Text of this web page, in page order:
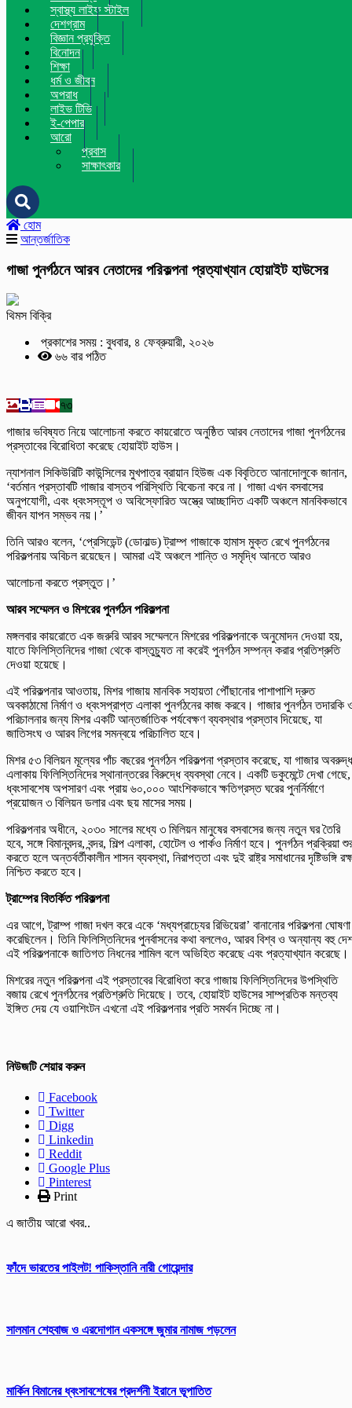
স্বাস্থ্য লাইফ স্টাইল
দেশগ্রাম
বিজ্ঞান প্রযুক্তি
বিনোদন
শিক্ষা
ধর্ম ও জীবন
অপরাধ
লাইভ টিভি
ই-পেপার
আরো
প্রবাস
সাক্ষাৎকার
হোম
আন্তর্জাতিক
গাজা পুনর্গঠনে আরব নেতাদের পরিকল্পনা প্রত্যাখ্যান হোয়াইট হাউসের
থিমস বিক্রি
প্রকাশের সময় : বুধবার, ৪ ফেব্রুয়ারী, ২০২৬
৬৬ বার পঠিত
৭৩
গাজার ভবিষ্যত নিয়ে আলোচনা করতে কায়রোতে অনুষ্ঠিত আরব নেতাদের গাজা পুনর্গঠনের
প্রস্তাবের বিরোধিতা করেছে হোয়াইট হাউস।
ন্যাশনাল সিকিউরিটি কাউন্সিলের মুখপাত্র ব্রায়ান হিউজ এক বিবৃতিতে আনাদোলুকে জানান,
‘বর্তমান প্রস্তাবটি গাজার বাস্তব পরিস্থিতি বিবেচনা করে না। গাজা এখন বসবাসের
অনুপযোগী, এবং ধ্বংসস্তূপ ও অবিস্ফোরিত অস্ত্রে আচ্ছাদিত একটি অঞ্চলে মানবিকভাবে
জীবন যাপন সম্ভব নয়।’
তিনি আরও বলেন, ‘প্রেসিডেন্ট (ডোনাল্ড) ট্রাম্প গাজাকে হামাস মুক্ত রেখে পুনর্গঠনের
পরিকল্পনায় অবিচল রয়েছেন। আমরা এই অঞ্চলে শান্তি ও সমৃদ্ধি আনতে আরও
আলোচনা করতে প্রস্তুত।’
আরব সম্মেলন ও মিশরের পুনর্গঠন পরিকল্পনা
মঙ্গলবার কায়রোতে এক জরুরি আরব সম্মেলনে মিশরের পরিকল্পনাকে অনুমোদন দেওয়া হয়,
যাতে ফিলিস্তিনিদের গাজা থেকে বাস্তুচ্যুত না করেই পুনর্গঠন সম্পন্ন করার প্রতিশ্রুতি
দেওয়া হয়েছে।
এই পরিকল্পনার আওতায়, মিশর গাজায় মানবিক সহায়তা পৌঁছানোর পাশাপাশি দ্রুত
অবকাঠামো নির্মাণ ও ধ্বংসপ্রাপ্ত এলাকা পুনর্গঠনের কাজ করবে। গাজার পুনর্গঠন তদারকি
পরিচালনার জন্য মিশর একটি আন্তর্জাতিক পর্যবেক্ষণ ব্যবস্থার প্রস্তাব দিয়েছে, যা
জাতিসংঘ ও আরব লিগের সমন্বয়ে পরিচালিত হবে।
মিশর ৫৩ বিলিয়ন মূল্যের পাঁচ বছরের পুনর্গঠন পরিকল্পনা প্রস্তাব করেছে, যা গাজার অবরুদ্ধ
এলাকায় ফিলিস্তিনিদের স্থানান্তরের বিরুদ্ধে ব্যবস্থা নেবে। একটি ডকুমেন্টে দেখা গেছে,
ধ্বংসাবশেষ অপসারণ এবং প্রায় ৬০,০০০ আংশিকভাবে ক্ষতিগ্রস্ত ঘরের পুনর্নির্মাণে
প্রয়োজন ৩ বিলিয়ন ডলার এবং ছয় মাসের সময়।
পরিকল্পনার অধীনে, ২০৩০ সালের মধ্যে ৩ মিলিয়ন মানুষের বসবাসের জন্য নতুন ঘর তৈরি
হবে, সঙ্গে বিমানবন্দর, বন্দর, শিল্প এলাকা, হোটেল ও পার্কও নির্মাণ হবে। পুনর্গঠন প্রক্রিয়া
করতে হলে অন্তর্বর্তীকালীন শাসন ব্যবস্থা, নিরাপত্তা এবং দুই রাষ্ট্র সমাধানের দৃষ্টিভঙ্গি
নিশ্চিত করতে হবে।
ট্রাম্পের বিতর্কিত পরিকল্পনা
এর আগে, ট্রাম্প গাজা দখল করে একে ‘মধ্যপ্রাচ্যের রিভিয়েরা’ বানানোর পরিকল্পনা ঘোষণা
করেছিলেন। তিনি ফিলিস্তিনিদের পুনর্বাসনের কথা বললেও, আরব বিশ্ব ও অন্যান্য বহু
এই পরিকল্পনাকে জাতিগত নিধনের শামিল বলে অভিহিত করেছে এবং প্রত্যাখ্যান করেছে।
মিশরের নতুন পরিকল্পনা এই প্রস্তাবের বিরোধিতা করে গাজায় ফিলিস্তিনিদের উপস্থিতি
বজায় রেখে পুনর্গঠনের প্রতিশ্রুতি দিয়েছে। তবে, হোয়াইট হাউসের সাম্প্রতিক মন্তব্য
ইঙ্গিত দেয় যে ওয়াশিংটন এখনো এই পরিকল্পনার প্রতি সমর্থন দিচ্ছে না।
নিউজটি শেয়ার করুন
Facebook
Twitter
Digg
Linkedin
Reddit
Google Plus
Pinterest
Print
এ জাতীয় আরো খবর..
ফাঁদে ভারতের পাইলট! পাকিস্তানি নারী গোয়েন্দার
সালমান শেহবাজ ও এরদোগান একসঙ্গে জুমার নামাজ পড়লেন
মার্কিন বিমানের ধ্বংসাবশেষের প্রদর্শনী ইরানে ভূপাতিত